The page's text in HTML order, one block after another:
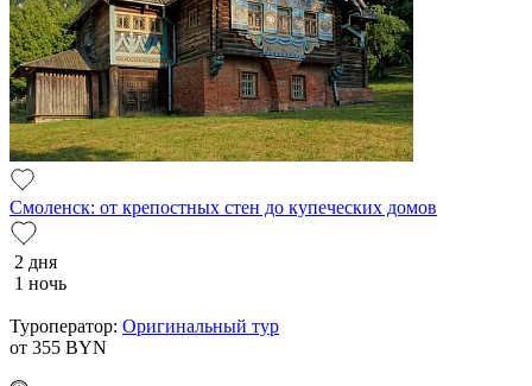
Смоленск: от крепостных стен до купеческих домов
2 дня
1 ночь
Туроператор: Оригинальный тур
от 355 BYN